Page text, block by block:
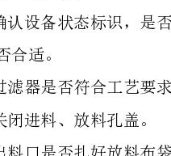
1
1.1
内容：
操作前